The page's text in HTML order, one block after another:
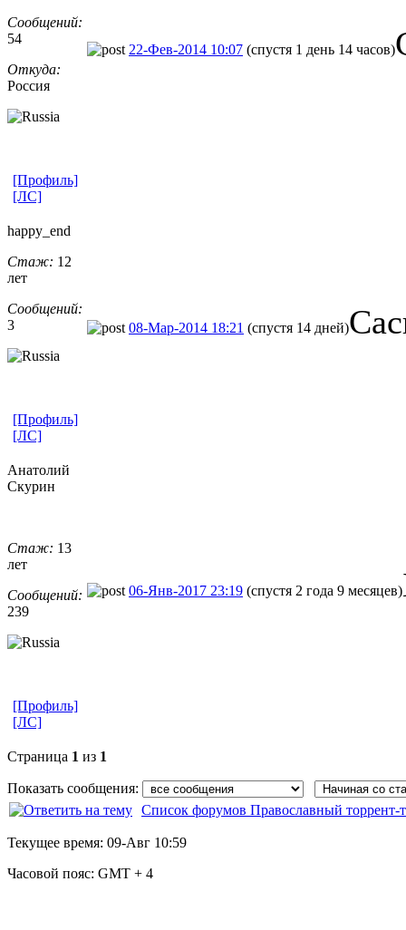
Сообщений:
54
Откуда:
Россия
22-Фев-2014 10:07 (спустя 1 день 14 часов)
[Профиль]
[ЛС]
happy_end
Стаж: 12
лет
Сообщений:
3
08-Мар-2014 18:21 (спустя 14 дней)
[Профиль]
[ЛС]
Анатолий
Скурин
Стаж: 13
лет
Сообщений:
239
06-Янв-2017 23:19 (спустя 2 года 9 месяцев)
[Профиль]
[ЛС]
Страница 1 из 1
Показать сообщения:
Список форумов Православный торрент-
Текущее время: 09-Авг 10:59
Часовой пояс: GMT + 4